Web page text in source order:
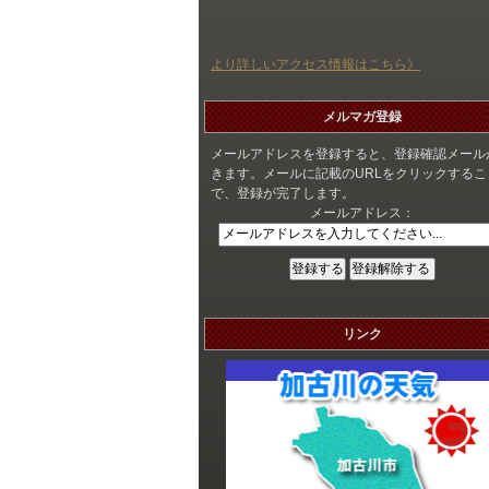
より詳しいアクセス情報はこちら》
メルマガ登録
メールアドレスを登録すると、登録確認メール
きます。メールに記載のURLをクリックする
で、登録が完了します。
メールアドレス：
リンク